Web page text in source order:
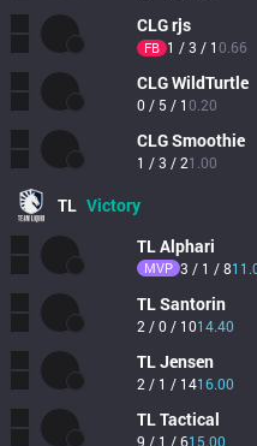
CLGrjs
FB 1 / 3 / 10.66
CLGWildTurtle
0 / 5 / 10.20
CLGSmoothie
1 / 3 / 21.00
TL Victory
TLAlphari
MVP 3 / 1 / 8
TLSantorin
2 / 0 / 1014.40
TLJensen
2 / 1 / 1416.00
TLTactical
9 / 1 / 615.00